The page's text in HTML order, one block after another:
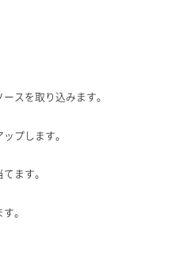
スを取り込みます。
プします。
ます。
。